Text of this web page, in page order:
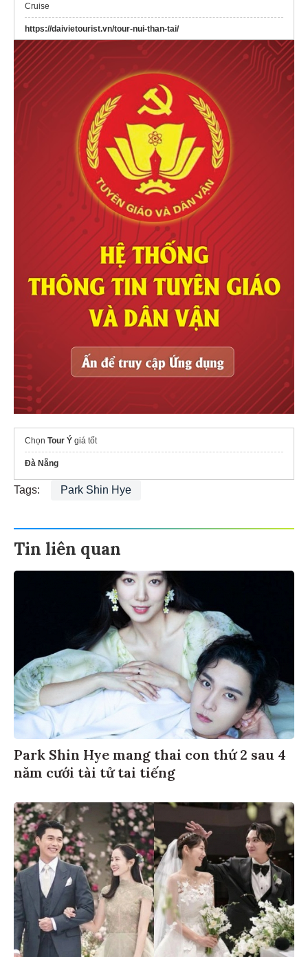
Cruise
https://daivietourist.vn/tour-nui-than-tai/
homestay Đà Lạt đẹp
visasun.vn
mua vé du thuyền sông hàn giá rẻ
Tour Vũng Tàu 1 ngày
universal osaka
Chọn Tour Ý giá tốt
Đà Nẵng
Tags: Park Shin Hye
Tin liên quan
Park Shin Hye mang thai con thứ 2 sau 4
năm cưới tài tử tai tiếng